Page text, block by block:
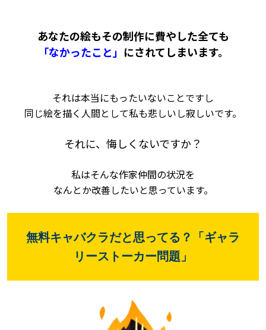
あなたの絵もその制作に費やした全ても
「なかったこと」 にされてしまいます。
それは本当にもったいないことですし
同じ絵を描く人間として私も悲しいし寂しいです。
それに、悔しくないですか？
私はそんな作家仲間の状況を
なんとか改善したいと思っています。
無料キャバクラだと思ってる？「ギャラ
リーストーカー問題」